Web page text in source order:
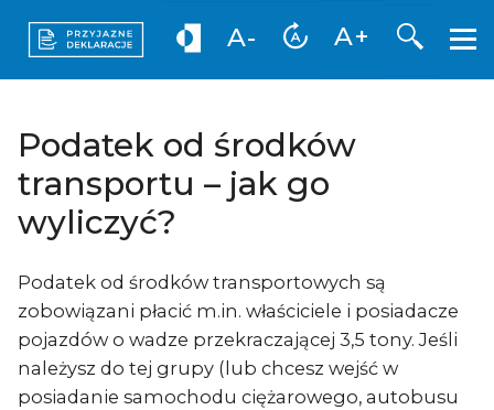
A- A+ Otwórz
Podatek od środków
transportu – jak go
wyliczyć?
Podatek od środków transportowych są
zobowiązani płacić m.in. właściciele i posiadacze
pojazdów o wadze przekraczającej 3,5 tony. Jeśli
należysz do tej grupy (lub chcesz wejść w
posiadanie samochodu ciężarowego, autobusu